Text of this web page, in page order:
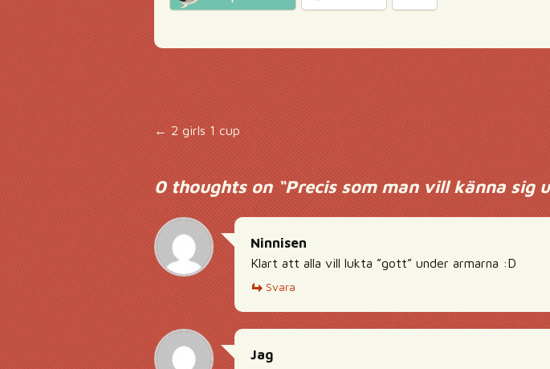
Inläggsnavigering
←2 girls 1 cup
0 thoughts on “Precis som man vill känna sig
Ninnisen
Klart att alla vill lukta ”gott” under armarna :D
Svara
Jag